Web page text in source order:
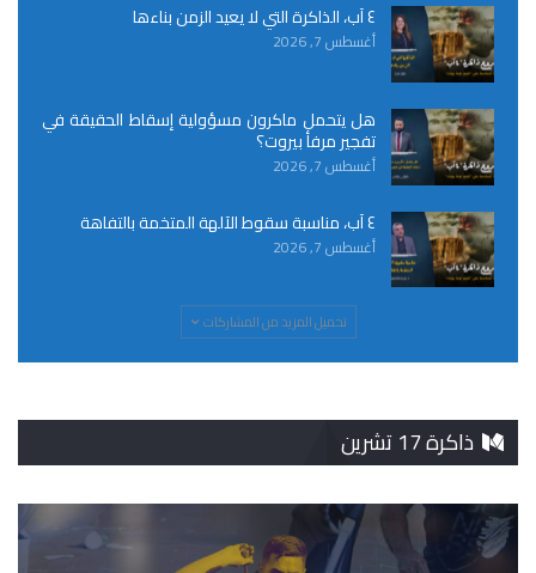
٤ آب، الذاكرة التي لا يعيد الزمن بناءها
أغسطس 7, 2026
هل يتحمل ماكرون مسؤولية إسقاط الحقيقة في
تفجير مرفأ بيروت؟
أغسطس 7, 2026
٤ آب، مناسبة سقوط الآلهة المتخمة بالتفاهة
أغسطس 7, 2026
تحميل المزيد من المشاركات
ذاكرة 17 تشرين